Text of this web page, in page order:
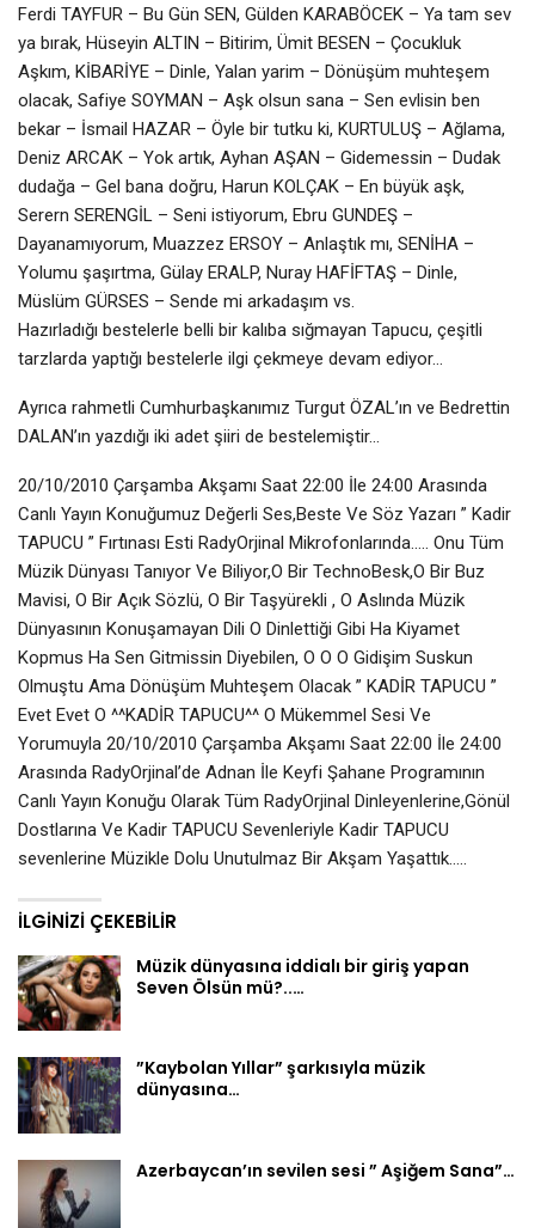
Ferdi TAYFUR – Bu Gün SEN, Gülden KARABÖCEK – Ya tam sev
ya bırak, Hüseyin ALTIN – Bitirim, Ümit BESEN – Çocukluk
Aşkım, KİBARİYE – Dinle, Yalan yarim – Dönüşüm muhteşem
olacak, Safiye SOYMAN – Aşk olsun sana – Sen evlisin ben
bekar – İsmail HAZAR – Öyle bir tutku ki, KURTULUŞ – Ağlama,
Deniz ARCAK – Yok artık, Ayhan AŞAN – Gidemessin – Dudak
dudağa – Gel bana doğru, Harun KOLÇAK – En büyük aşk,
Serern SERENGİL – Seni istiyorum, Ebru GUNDEŞ –
Dayanamıyorum, Muazzez ERSOY – Anlaştık mı, SENİHA –
Yolumu şaşırtma, Gülay ERALP, Nuray HAFİFTAŞ – Dinle,
Müslüm GÜRSES – Sende mi arkadaşım vs.
Hazırladığı bestelerle belli bir kalıba sığmayan Tapucu, çeşitli
tarzlarda yaptığı bestelerle ilgi çekmeye devam ediyor…
Ayrıca rahmetli Cumhurbaşkanımız Turgut ÖZAL’ın ve Bedrettin
DALAN’ın yazdığı iki adet şiiri de bestelemiştir…
20/10/2010 Çarşamba Akşamı Saat 22:00 İle 24:00 Arasında
Canlı Yayın Konuğumuz Değerli Ses,Beste Ve Söz Yazarı ” Kadir
TAPUCU ” Fırtınası Esti RadyOrjinal Mikrofonlarında….. Onu Tüm
Müzik Dünyası Tanıyor Ve Biliyor,O Bir TechnoBesk,O Bir Buz
Mavisi, O Bir Açık Sözlü, O Bir Taşyürekli , O Aslında Müzik
Dünyasının Konuşamayan Dili O Dinlettiği Gibi Ha Kiyamet
Kopmus Ha Sen Gitmissin Diyebilen, O O O Gidişim Suskun
Olmuştu Ama Dönüşüm Muhteşem Olacak ” KADİR TAPUCU ”
Evet Evet O ^^KADİR TAPUCU^^ O Mükemmel Sesi Ve
Yorumuyla 20/10/2010 Çarşamba Akşamı Saat 22:00 İle 24:00
Arasında RadyOrjinal’de Adnan İle Keyfi Şahane Programının
Canlı Yayın Konuğu Olarak Tüm RadyOrjinal Dinleyenlerine,Gönül
Dostlarına Ve Kadir TAPUCU Sevenleriyle Kadir TAPUCU
sevenlerine Müzikle Dolu Unutulmaz Bir Akşam Yaşattık…..
İLGINIZI ÇEKEBILIR
Müzik dünyasına iddialı bir giriş yapan
Seven Ölsün mü?..…
”Kaybolan Yıllar” şarkısıyla müzik
dünyasına…
Azerbaycan’ın sevilen sesi ” Aşiğem Sana”…